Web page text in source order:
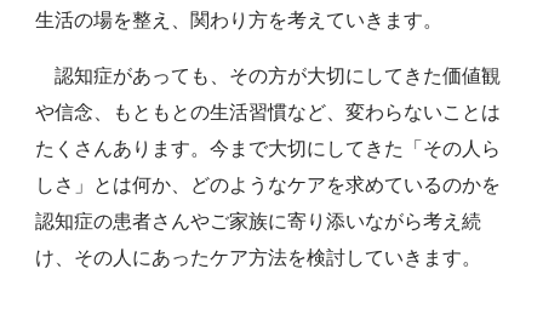
生活の場を整え、関わり方を考えていきます。
認知症があっても、その方が大切にしてきた価値観
や信念、もともとの生活習慣など、変わらないことは
たくさんあります。今まで大切にしてきた「その人ら
しさ」とは何か、どのようなケアを求めているのかを
認知症の患者さんやご家族に寄り添いながら考え続
け、その人にあったケア方法を検討していきます。